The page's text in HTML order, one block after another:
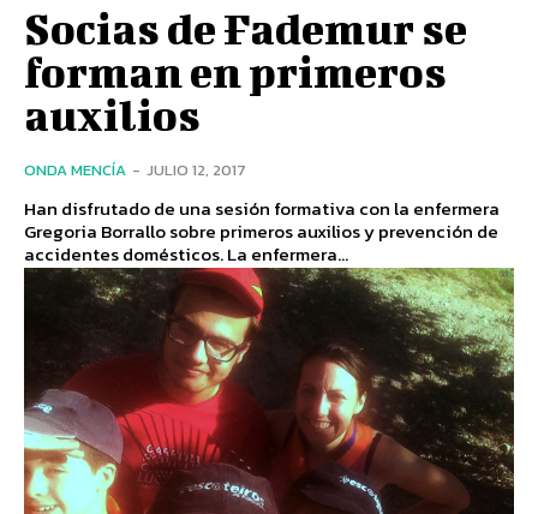
Socias de Fademur se
forman en primeros
auxilios
ONDA MENCÍA - JULIO 12, 2017
Han disfrutado de una sesión formativa con la enfermera
Gregoria Borrallo sobre primeros auxilios y prevención de
accidentes domésticos. La enfermera...